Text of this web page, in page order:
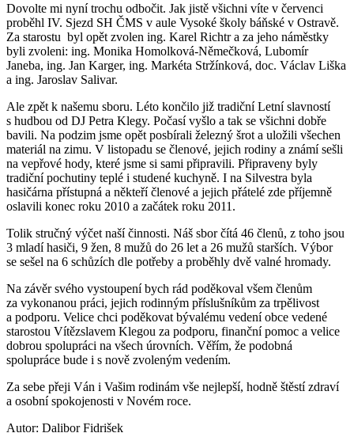
Dovolte mi nyní trochu odbočit. Jak jistě všichni víte v červenci
proběhl IV. Sjezd SH ČMS v aule Vysoké školy báňské v Ostravě.
Za starostu byl opět zvolen ing. Karel Richtr a za jeho náměstky
byli zvoleni: ing. Monika Homolková-Němečková, Lubomír
Janeba, ing. Jan Karger, ing. Markéta Stržínková, doc. Václav Liška
a ing. Jaroslav Salivar.
Ale zpět k našemu sboru. Léto končilo již tradiční Letní slavností
s hudbou od DJ Petra Klegy. Počasí vyšlo a tak se všichni dobře
bavili. Na podzim jsme opět posbírali železný šrot a uložili všechen
materiál na zimu. V listopadu se členové, jejich rodiny a známí sešli
na vepřové hody, které jsme si sami připravili. Připraveny byly
tradiční pochutiny teplé i studené kuchyně. I na Silvestra byla
hasičárna přístupná a někteří členové a jejich přátelé zde příjemně
oslavili konec roku 2010 a začátek roku 2011.
Tolik stručný výčet naší činnosti. Náš sbor čítá 46 členů, z toho jsou
3 mladí hasiči, 9 žen, 8 mužů do 26 let a 26 mužů starších. Výbor
se sešel na 6 schůzích dle potřeby a proběhly dvě valné hromady.
Na závěr svého vystoupení bych rád poděkoval všem členům
za vykonanou práci, jejich rodinným příslušníkům za trpělivost
a podporu. Velice chci poděkovat bývalému vedení obce vedené
starostou Vítězslavem Klegou za podporu, finanční pomoc a velice
dobrou spolupráci na všech úrovních. Věřím, že podobná
spolupráce bude i s nově zvoleným vedením.
Za sebe přeji Ván i Vašim rodinám vše nejlepší, hodně štěstí zdraví
a osobní spokojenosti v Novém roce.
Autor: Dalibor Fidrišek